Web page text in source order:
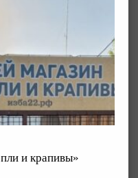
и крапивы»